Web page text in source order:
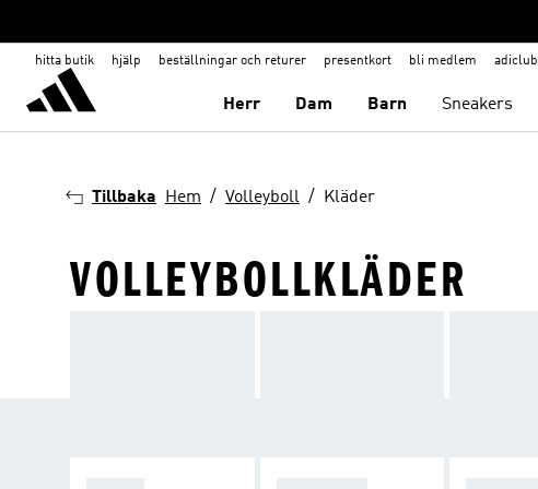
hitta butik hjälp beställningar och returer presentkort bli medlem adiclub
Herr Dam Barn Sneakers
Tillbaka Hem Volleyboll Kläder
VOLLEYBOLLKLÄDER